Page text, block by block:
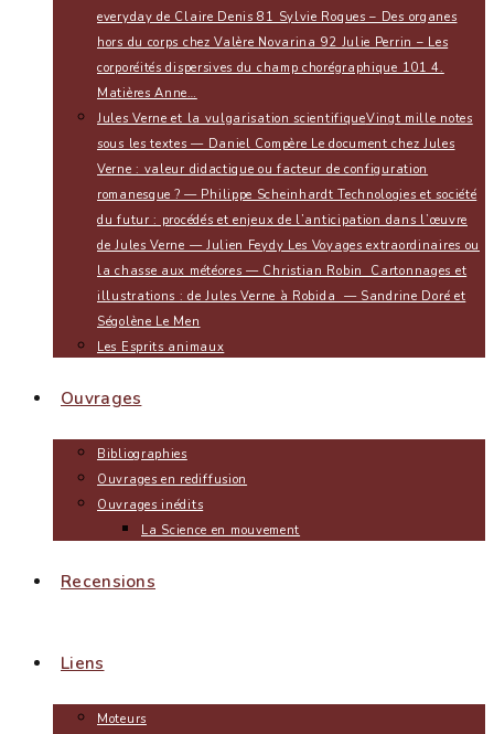
everyday de Claire Denis 81 Sylvie Roques – Des organes
hors du corps chez Valère Novarina 92 Julie Perrin – Les
corporéités dispersives du champ chorégraphique 101 4.
Matières Anne…
Jules Verne et la vulgarisation scientifiqueVingt mille notes
sous les textes — Daniel Compère Le document chez Jules
Verne : valeur didactique ou facteur de configuration
romanesque ? — Philippe Scheinhardt Technologies et société
du futur : procédés et enjeux de l’anticipation dans l’œuvre
de Jules Verne — Julien Feydy Les Voyages extraordinaires ou
la chasse aux météores — Christian Robin Cartonnages et
illustrations : de Jules Verne à Robida — Sandrine Doré et
Ségolène Le Men
Les Esprits animaux
Ouvrages
Bibliographies
Ouvrages en rediffusion
Ouvrages inédits
La Science en mouvement
Recensions
Liens
Moteurs